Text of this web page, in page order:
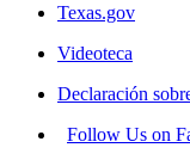
Texas.gov
Videoteca
Declaración
Follow Us on